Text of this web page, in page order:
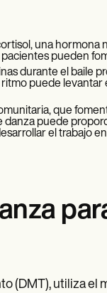
una
pueden
durante el baile
puede
que
danza puede
el trabajo
(DMT), utiliza el